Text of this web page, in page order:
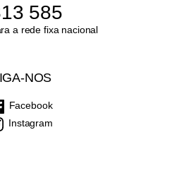
585
a rede fixa nacional
NOS
Facebook
Instagram